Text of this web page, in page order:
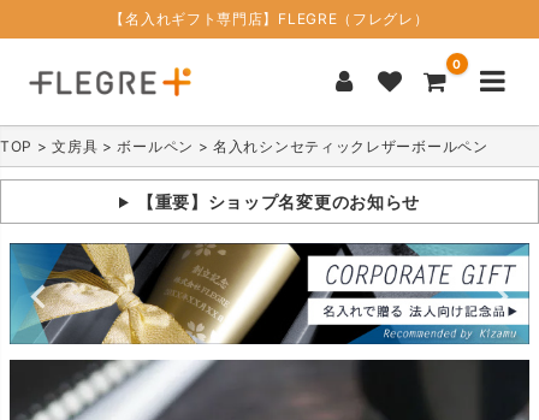
【名入れギフト専門店】FLEGRE（フレグレ）
0
TOP 文房具 ボールペン 名入れシンセティックレザーボールペン
【重要】ショップ名変更のお知らせ